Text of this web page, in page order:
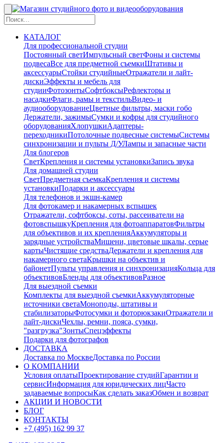
КАТАЛОГ
Для профессиональной студии
Постоянный светИмпульсный светФоны и системы
подвесаВсе для предметной съемкиШтативы и
аксессуарыСтойки студийныеОтражатели и лайт-
дискиЭффекты и мебель для
студииФотозонтыСофтбоксыРефлекторы и
насадкиФлаги, рамы и текстильВидео- и
аудиооборудованиеЦветные фильтры, маски гобо
Держатели, зажимыСумки и кофры для студийного
оборудованияХлопушкиАдаптеры-
переходникиПотолочные подвесные системыСистемы
синхронизации и пульты Д/УЛампы и запасные части
Для блогеров
СветКрепления и системы установкиЗапись звука
Для домашней студии
СветПредметная съемкаКрепления и системы
установкиПодарки и аксессуары
Для телефонов и экшн-камер
Для фотокамер и накамерных вспышек
Отражатели, софтбоксы, соты, рассеиватели на
фотовспышкуКрепления для фотоаппаратовФильтры
для объективов и их крепленияАккумуляторы и
зарядные устройстваМишени, цветовые шкалы, серые
картыЧистящие средстваДержатели и крепления для
накамерного светаКрышки на объектив и
байонетПульты управления и синхронизацияКольца для
объективовБленды для объективовРазное
Для выездной съемки
Комплекты для выездной съемкиАккумуляторные
источники светаМоноподы, штативы и
стабилизаторыФотосумки и фоторюкзакиОтражатели и
лайт-дискиЧехлы, ремни, пояса, сумки,
"разгрузка"ЗонтыСпецэффекты
Подарки для фотографов
ДОСТАВКА
Доставка по МосквеДоставка по России
О КОМПАНИИ
Условия оплатыПроектирование студийГарантии и
сервисИнформация для юридических лицЧасто
задаваемые вопросыКак сделать заказОбмен и возврат
АКЦИИ И НОВОСТИ
БЛОГ
КОНТАКТЫ
+7 (495) 162 99 37